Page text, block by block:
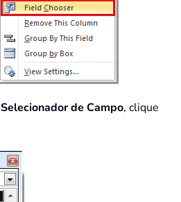
Selecionador de Campo, clique